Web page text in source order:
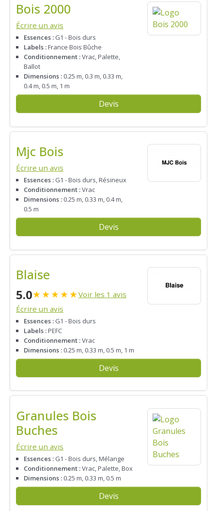
Bois 2000
Écrire un avis
Essences : G1 - Bois durs
Labels :France Bois Bûche
Conditionnement :Vrac, Palette,
Ballot
Dimensions : 0.25 m, 0.3 m, 0.33 m,
0.4 m, 0.5 m, 1 m
Devis
Mjc Bois
Écrire un avis
Essences : G1 - Bois durs, Résineux
Conditionnement :Vrac
Dimensions : 0.25 m, 0.33 m, 0.4 m,
0.5 m
Devis
Blaise
5.0★★★★★Voir les 1 avis
Écrire un avis
Essences : G1 - Bois durs
Labels :PEFC
Conditionnement :Vrac
Dimensions : 0.25 m, 0.33 m, 0.5 m, 1 m
Devis
Granules Bois
Buches
Écrire un avis
Essences : G1 - Bois durs, Mélange
Conditionnement :Vrac, Palette, Box
Dimensions : 0.25 m, 0.33 m, 0.5 m
Devis